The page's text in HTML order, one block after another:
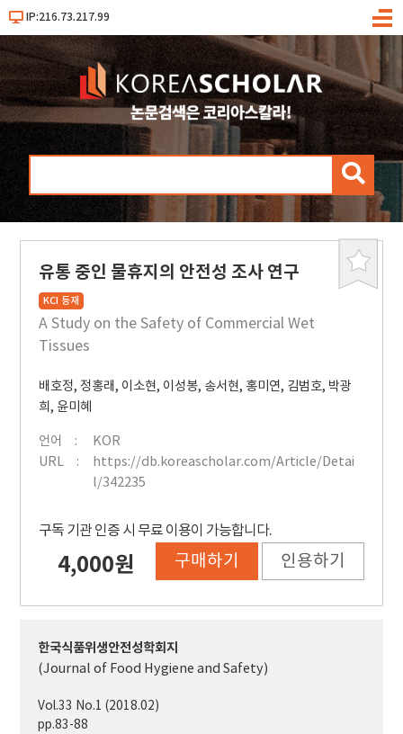
IP:216.73.217.99
메
검
북
유통 중인 물휴지의 안전성 조사 연구
KCI 등재
A Study on the Safety of Commercial Wet
Tissues
배호정, 정홍래, 이소현, 이성봉, 송서현, 홍미연, 김범호, 박광
희, 윤미혜
언어
KOR
URL
https://db.koreascholar.com/Article/Detai
l/342235
구독 기관 인증 시 무료 이용이 가능합니다.
4,000원 구매하기 인용하기
한국식품위생안전성학회지
(Journal of Food Hygiene and Safety)
Vol.33 No.1 (2018.02)
pp.83-88